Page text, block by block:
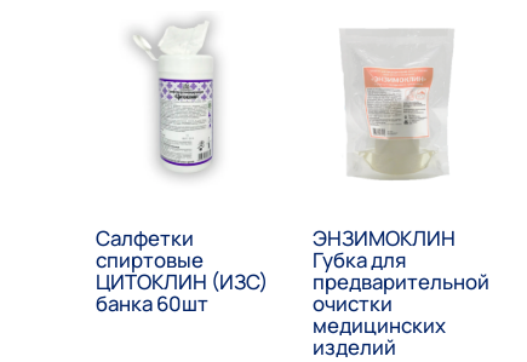
Салфетки
спиртовые
ЦИТОКЛИН (ИЗС)
банка 60шт
ЭНЗИМОКЛИН
Губка для
предварительной
очистки
медицинских
изделий